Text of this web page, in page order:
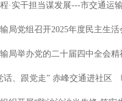
·实干担当谋发展---市交通运
局党组召开2025年度民主生活
局举办党的二十届四中全会
话、跟党走” 赤峰交通进社区